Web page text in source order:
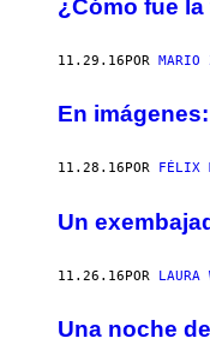
¿Cómo fue
11.29.16POR MARIO
En
11.28.16 POR FÉLIX
Un
11.26.16POR LAURA
Una noche